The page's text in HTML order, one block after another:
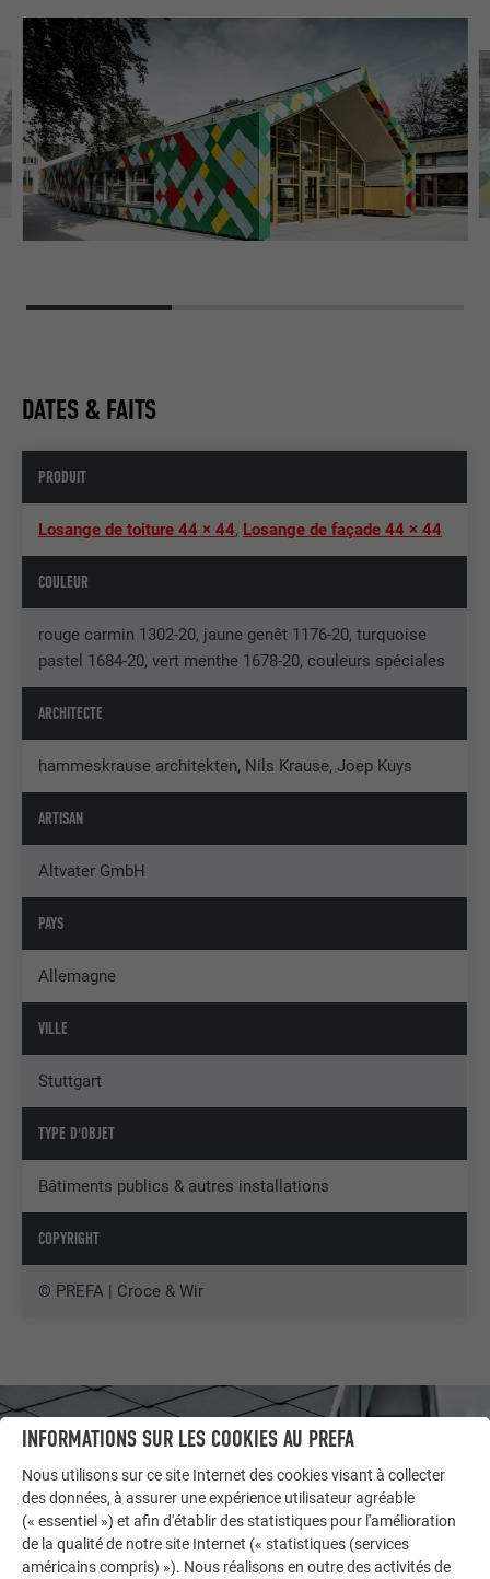
DATES & FAITS
PRODUIT
Losange de toiture 44 × 44, Losange de façade 44 × 44
COULEUR
rouge carmin 1302-20, jaune genêt 1176-20, turquoise
pastel 1684-20, vert menthe 1678-20, couleurs spéciales
ARCHITECTE
hammeskrause architekten, Nils Krause, Joep Kuys
ARTISAN
Altvater GmbH
PAYS
Allemagne
VILLE
Stuttgart
TYPE D'OBJET
Bâtiments publics & autres installations
COPYRIGHT
© PREFA | Croce & Wir
INFORMATIONS SUR LES COOKIES AU PREFA
Nous utilisons sur ce site Internet des cookies visant à collecter
des données, à assurer une expérience utilisateur agréable
(« essentiel ») et afin d'établir des statistiques pour l'amélioration
de la qualité de notre site Internet (« statistiques (services
américains compris) »). Nous réalisons en outre des activités de